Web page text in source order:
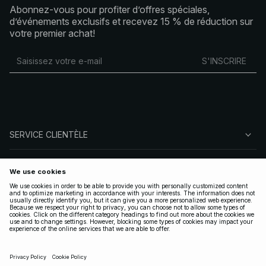
Abonnez-vous pour profiter d’offres spéciales,
d’événements exclusifs et recevez 15 % de réduction sur
votre premier achat!
S'INSCRIRE
SERVICE CLIENTÈLE
SUIVEZ-NOUS
LÉGAL